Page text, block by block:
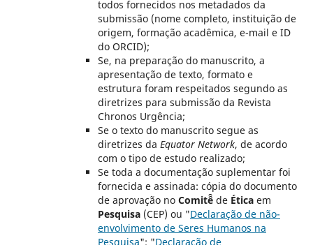
todos fornecidos nos metadados da
submissão (nome completo, instituição de
origem, formação acadêmica, e-mail e ID
do ORCID);
Se, na preparação do manuscrito, a
apresentação de texto, formato e
estrutura foram respeitados segundo as
diretrizes para submissão da Revista
Chronos Urgência;
Se o texto do manuscrito segue as
diretrizes da Equator Network, de acordo
com o tipo de estudo realizado;
Se toda a documentação suplementar foi
fornecida e assinada: cópia do documento
de aprovação no Comitê̂ de Ética em
Pesquisa (CEP) ou "Declaração de não-
envolvimento de Seres Humanos na
Pesquisa"; "Declaração de